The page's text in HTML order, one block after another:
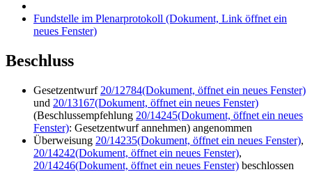
Fundstelle im Plenarprotokoll (Dokument, Link öffnet ein
neues Fenster)
Beschluss
Gesetzentwurf 20/12784(Dokument, öffnet ein neues Fenster)
und 20/13167(Dokument, öffnet ein neues Fenster)
(Beschlussempfehlung 20/14245(Dokument, öffnet ein neues
Fenster): Gesetzentwurf annehmen) angenommen
Überweisung 20/14235(Dokument, öffnet ein neues Fenster),
20/14242(Dokument, öffnet ein neues Fenster),
20/14246(Dokument, öffnet ein neues Fenster) beschlossen